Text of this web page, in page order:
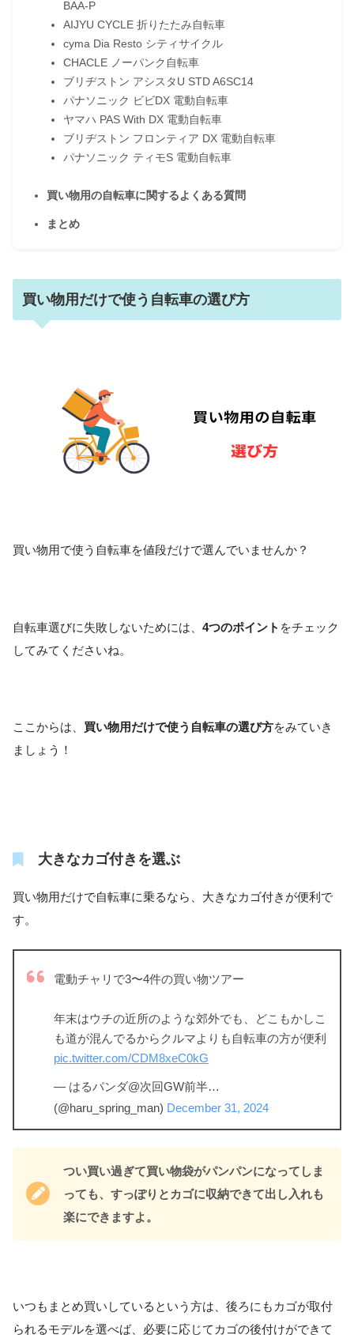
BAA-P
AIJYU CYCLE 折りたたみ自転車
cyma Dia Resto シティサイクル
CHACLE ノーパンク自転車
ブリヂストン アシスタU STD A6SC14
パナソニック ビビDX 電動自転車
ヤマハ PAS With DX 電動自転車
ブリヂストン フロンティア DX 電動自転車
パナソニック ティモS 電動自転車
買い物用の自転車に関するよくある質問
まとめ
買い物用だけで使う自転車の選び方
買い物用で使う自転車を値段だけで選んでいませんか？
自転車選びに失敗しないためには、 4つのポイント をチェック
してみてくださいね。
ここからは、 買い物用だけで使う自転車の選び方をみていき
ましょう！
大きなカゴ付きを選ぶ
買い物用だけで自転車に乗るなら、大きなカゴ付きが便利で
す。
電動チャリで3〜4件の買い物ツアー
年末はウチの近所のような郊外でも、どこもかしこ
も道が混んでるからクルマよりも自転車の方が便利
pic.twitter.com/CDM8xeC0kG
— はるパンダ@次回GW前半…
(@haru_spring_man) December 31, 2024
つい買い過ぎて買い物袋がパンパンになってしま
っても、すっぽりとカゴに収納できて出し入れも
楽にできますよ。
いつもまとめ買いしているという方は、後ろにもカゴが取付
られるモデルを選べば、必要に応じてカゴの後付けができて